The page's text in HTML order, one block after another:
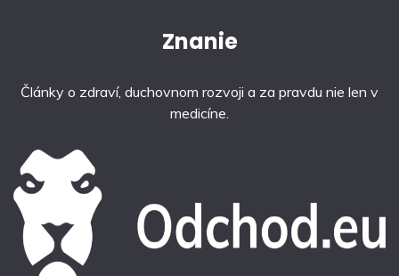
Znanie
Články o zdraví, duchovnom rozvoji a za pravdu nie len v
medicíne.